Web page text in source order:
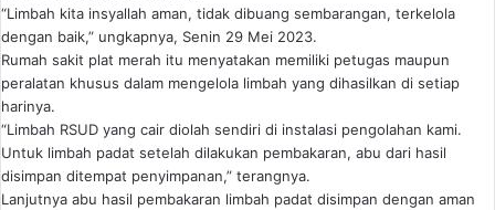
“Limbah kita insyallah aman, tidak dibuang sembarangan, terkelola
dengan baik,” ungkapnya, Senin 29 Mei 2023.
Rumah sakit plat merah itu menyatakan memiliki petugas maupun
peralatan khusus dalam mengelola limbah yang dihasilkan di setiap
harinya.
“Limbah RSUD yang cair diolah sendiri di instalasi pengolahan kami.
Untuk limbah padat setelah dilakukan pembakaran, abu dari hasil
disimpan ditempat penyimpanan,” terangnya.
Lanjutnya abu hasil pembakaran limbah padat disimpan dengan aman